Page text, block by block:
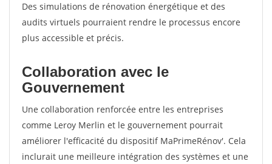
Des simulations de rénovation énergétique et des
audits virtuels pourraient rendre le processus encore
plus accessible et précis.
Collaboration avec le
Gouvernement
Une collaboration renforcée entre les entreprises
comme Leroy Merlin et le gouvernement pourrait
améliorer l'efficacité du dispositif MaPrimeRénov'. Cela
inclurait une meilleure intégration des systèmes et une